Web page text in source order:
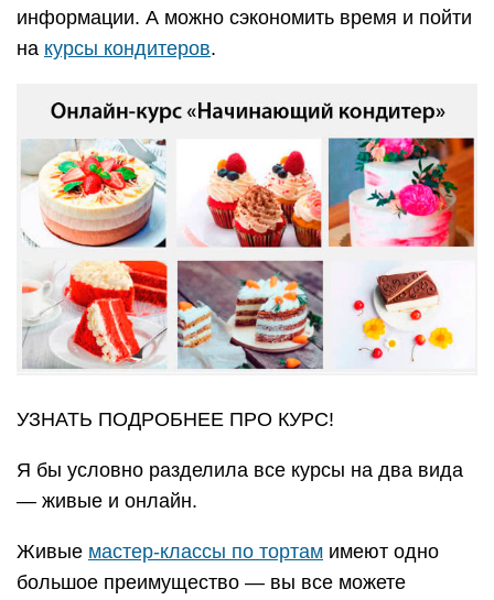
информации. А можно сэкономить время и пойти
на курсы кондитеров.
УЗНАТЬ ПОДРОБНЕЕ ПРО КУРС!
Я бы условно разделила все курсы на два вида
— живые и онлайн.
Живые мастер-классы по тортам имеют одно
большое преимущество — вы все можете